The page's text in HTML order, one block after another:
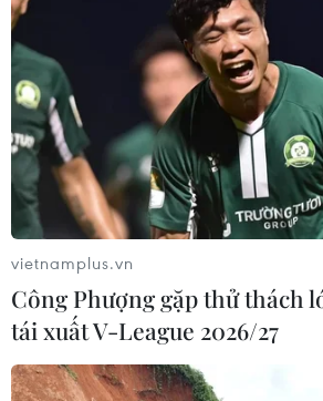
vietnamplus.vn
Công Phượng gặp thử thách
tái xuất V-League 2026/27